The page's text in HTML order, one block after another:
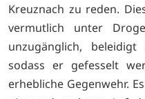
Kreuznach zu reden.
vermutlich unter
unzugänglich,
sodass er gefesselt
erhebliche Gegenwehr.